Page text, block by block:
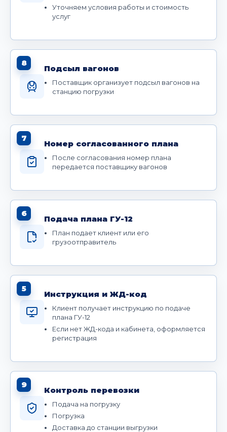
Уточняем условия работы и стоимость
услуг
8
Подсыл вагонов
Поставщик организует подсыл вагонов на
станцию погрузки
7
Номер согласованного плана
После согласования номер плана
передается поставщику вагонов
6
Подача плана ГУ-12
План подает клиент или его
грузоотправитель
5
Инструкция и ЖД-код
Клиент получает инструкцию по подаче
плана ГУ-12
Если нет ЖД-кода и кабинета, оформляется
регистрация
9
Контроль перевозки
Подача на погрузку
Погрузка
Доставка до станции выгрузки